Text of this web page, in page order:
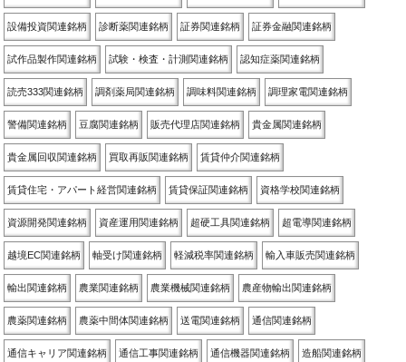
設備投資関連銘柄 診断薬関連銘柄 証券関連銘柄 証券金融関連銘柄
試作品製作関連銘柄 試験・検査・計測関連銘柄 認知症薬関連銘柄
読売333関連銘柄 調剤薬局関連銘柄 調味料関連銘柄 調理家電関連銘柄
警備関連銘柄 豆腐関連銘柄 販売代理店関連銘柄 貴金属関連銘柄
貴金属回収関連銘柄 買取再販関連銘柄 賃貸仲介関連銘柄
賃貸住宅・アパート経営関連銘柄 賃貸保証関連銘柄 資格学校関連銘柄
資源開発関連銘柄 資産運用関連銘柄 超硬工具関連銘柄 超電導関連銘柄
越境EC関連銘柄 軸受け関連銘柄 軽減税率関連銘柄 輸入車販売関連銘柄
輸出関連銘柄 農業関連銘柄 農業機械関連銘柄 農産物輸出関連銘柄
農薬関連銘柄 農薬中間体関連銘柄 送電関連銘柄 通信関連銘柄
通信キャリア関連銘柄 通信工事関連銘柄 通信機器関連銘柄 造船関連銘柄